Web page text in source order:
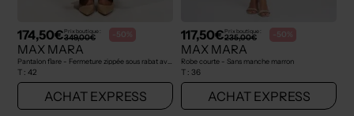
174,50€Prix boutique :
349,00€ -50%
MAX MARA
Pantalon flare - Fermeture zippée sous rabat avec crochet marron
T : 42
ACHAT EXPRESS
117,50€Prix boutique :
235,00€ -50%
MAX MARA
Robe courte - Sans manche marron
T : 36
ACHAT EXPRESS